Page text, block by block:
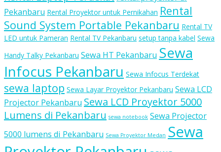
Pekanbaru Rental Proyektor untuk Pernikahan Rental
Sound System Portable Pekanbaru Rental TV
LED untuk Pameran Rental TV Pekanbaru setup tanpa kabel Sewa
Handy Talky Pekanbaru Sewa HT Pekanbaru Sewa
Infocus Pekanbaru Sewa Infocus Terdekat
sewa laptop Sewa Layar Proyektor Pekanbaru Sewa LCD
Projector Pekanbaru Sewa LCD Proyektor 5000
Lumens di Pekanbaru sewa notebook Sewa Projector
5000 lumens di Pekanbaru Sewa Proyektor Medan Sewa